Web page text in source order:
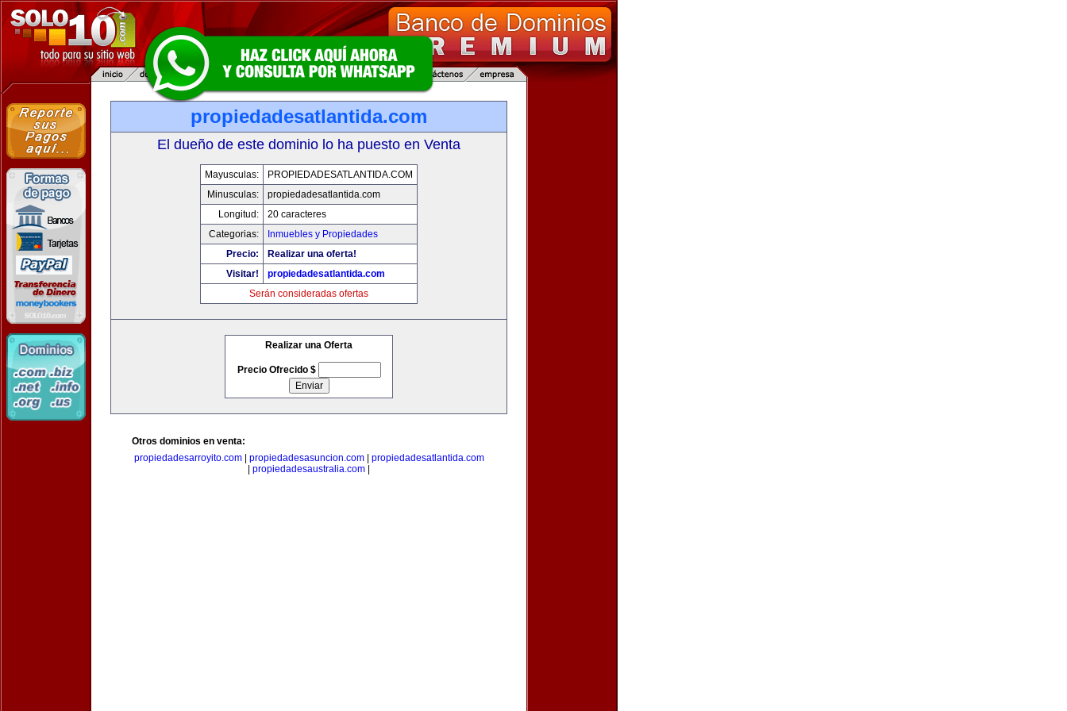
propiedadesatlantida.com
El dueño de este dominio lo ha puesto en Venta
Mayusculas:
PROPIEDADESATLANTIDA.COM
Minusculas:
propiedadesatlantida.com
Longitud:
20 caracteres
Categorias:
Inmuebles y Propiedades
Precio:
Realizar una oferta!
Visitar!
propiedadesatlantida.com
Serán consideradas ofertas
Realizar una Oferta
Precio Ofrecido $
Otros dominios en venta:
propiedadesarroyito.com| propiedadesasuncion.com| propiedadesatlantida.com
propiedadesaustralia.com